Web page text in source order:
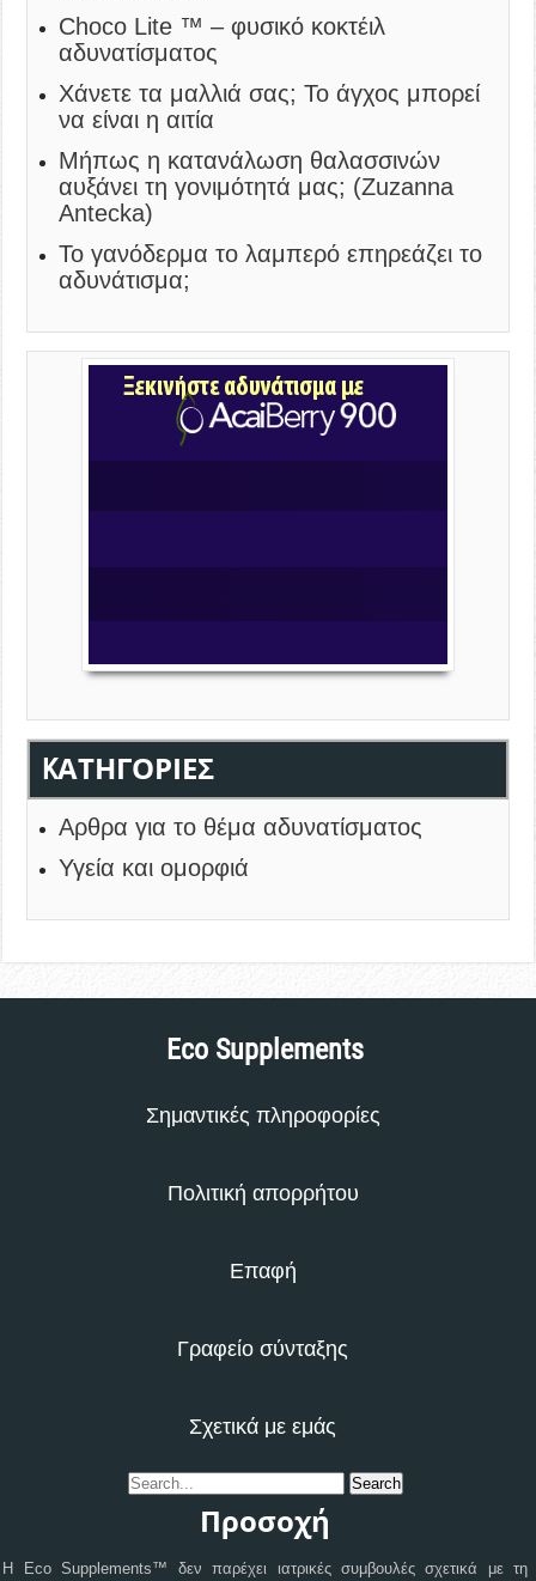
Choco Lite ™ – φυσικό κοκτέιλ
αδυνατίσματος
Χάνετε τα μαλλιά σας; Το άγχος μπορεί
να είναι η αιτία
Μήπως η κατανάλωση θαλασσινών
αυξάνει τη γονιμότητά μας; (Zuzanna
Antecka)
Το γανόδερμα το λαμπερό επηρεάζει το
αδυνάτισμα;
KΑΤΗΓΟΡΊΕΣ
Αρθρα για το θέμα αδυνατίσματος
Υγεία και ομορφιά
Eco Supplements
Σημαντικές πληροφορίες
Πολιτική απορρήτου
Επαφή
Γραφείο σύνταξης
Σχετικά με εμάς
Προσοχή
Η Eco Supplements™ δεν παρέχει ιατρικές συμβουλές σχετικά με τη